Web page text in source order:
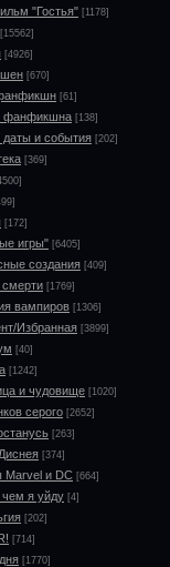
"Гостья" [1178]
[15562]
[4926]
[670]
[61]
фанфикшна [138]
и события [202]
[369]
[172]
игры" [6405]
создания [409]
[1769]
вампиров [1306]
Избранная [3899]
[40]
[1242]
и чудовище [1020]
серого [2652]
[263]
[374]
и DC [664]
я уйду [4]
[202]
[714]
[1770]